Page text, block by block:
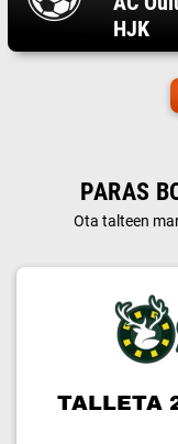
HJK
PARAS
Ota talteen
TALLETA